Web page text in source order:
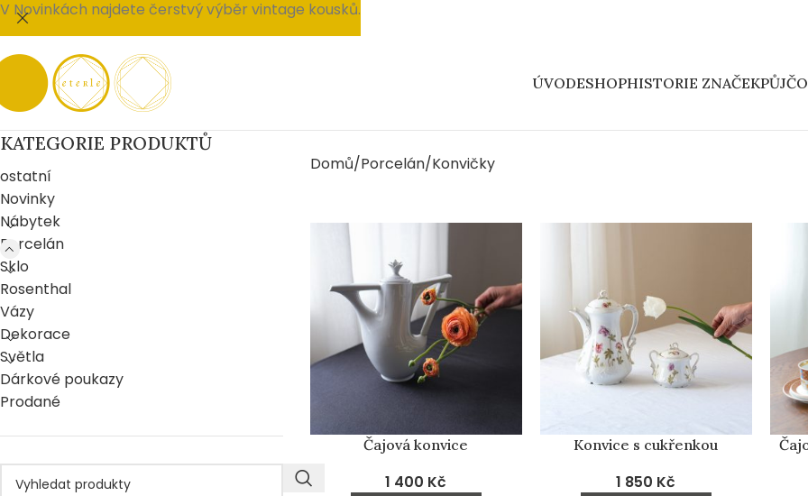
ÚVODESHOPHISTORIE ZNAČEK
KATEGORIE PRODUKTŮ
ostatní
Novinky
Nábytek
Porcelán
Sklo
Rosenthal
Vázy
Dekorace
Světla
Dárkové poukazy
Prodané
Domů Porcelán Konvičky
Čajová konvice
1 400 Kč
Konvice s cukřenkou
1 850 Kč
V Novinkách najdete čerstvý výběr vintage kousků.